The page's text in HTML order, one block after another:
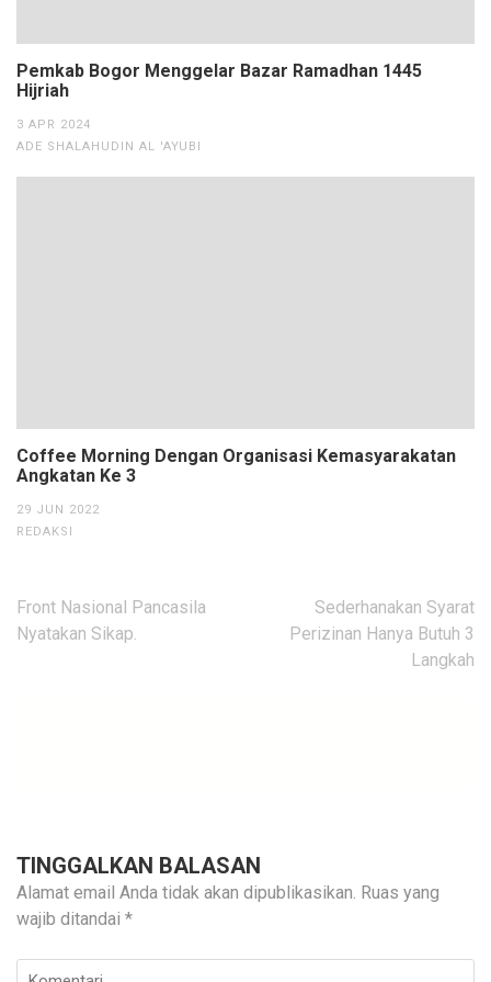
Pemkab Bogor Menggelar Bazar Ramadhan 1445
Hijriah
3 APR 2024
ADE SHALAHUDIN AL 'AYUBI
Coffee Morning Dengan Organisasi Kemasyarakatan
Angkatan Ke 3
29 JUN 2022
REDAKSI
Navigasi
pos
Front Nasional Pancasila
Nyatakan Sikap.
Sederhanakan Syarat
Perizinan Hanya Butuh 3
Langkah
TINGGALKAN BALASAN
Alamat email Anda tidak akan dipublikasikan. Ruas yang
wajib ditandai *
Komentari